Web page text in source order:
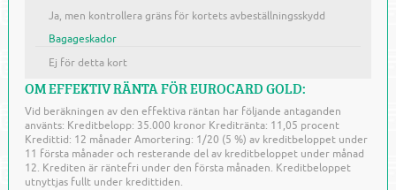
Ja, men kontrollera gräns för kortets avbeställningsskydd
Bagageskador
Ej för detta kort
OM EFFEKTIV RÄNTA FÖR EUROCARD GOLD:
Vid beräkningen av den effektiva räntan har följande antaganden
använts: Kreditbelopp: 35.000 kronor Kreditränta: 11,05 procent
Kredittid: 12 månader Amortering: 1/20 (5 %) av kreditbeloppet under
11 första månader och resterande del av kreditbeloppet under månad
12. Krediten är räntefri under den första månaden. Kreditbeloppet
utnyttjas fullt under kredittiden.